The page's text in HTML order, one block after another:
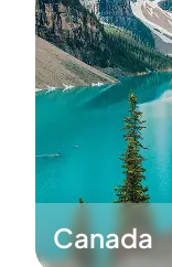
Canada